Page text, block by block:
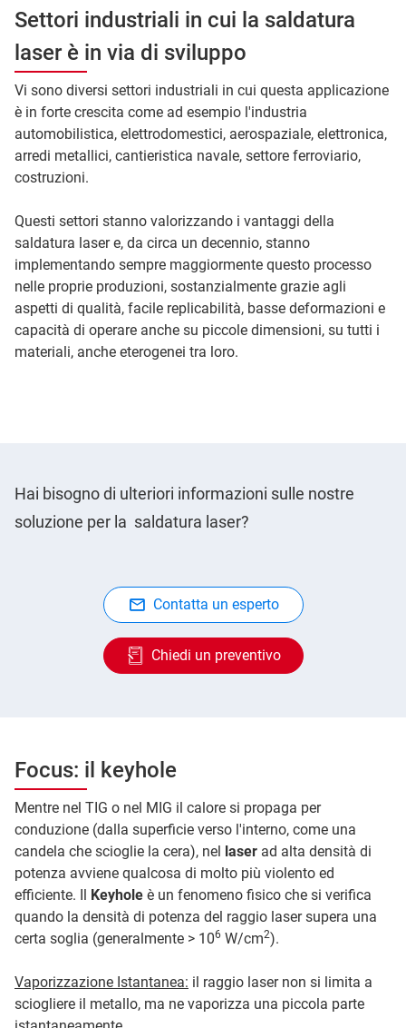
Settori industriali in cui la saldatura
laser è in via di sviluppo
Vi sono diversi settori industriali in cui questa applicazione
è in forte crescita come ad esempio l'industria
automobilistica, elettrodomestici, aerospaziale, elettronica,
arredi metallici, cantieristica navale, settore ferroviario,
costruzioni.
Questi settori stanno valorizzando i vantaggi della
saldatura laser e, da circa un decennio, stanno
implementando sempre maggiormente questo processo
nelle proprie produzioni, sostanzialmente grazie agli
aspetti di qualità, facile replicabilità, basse deformazioni e
capacità di operare anche su piccole dimensioni, su tutti i
materiali, anche eterogenei tra loro.
Hai bisogno di ulteriori informazioni sulle nostre
soluzione per la saldatura laser?
Contatta un esperto
Chiedi un preventivo
Focus: il keyhole
Mentre nel TIG o nel MIG il calore si propaga per
conduzione (dalla superficie verso l'interno, come una
candela che scioglie la cera), nel laser ad alta densità di
potenza avviene qualcosa di molto più violento ed
efficiente. Il Keyhole è un fenomeno fisico che si verifica
quando la densità di potenza del raggio laser supera una
certa soglia (generalmente > 106 W/cm2).
Vaporizzazione Istantanea: il raggio laser non si limita a
sciogliere il metallo, ma ne vaporizza una piccola parte